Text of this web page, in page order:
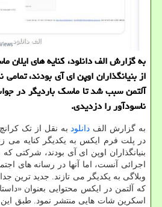
به گزارش الف دانلود، کنایه های
از بنیانگذاران اوپن ای آی بودند،
آلتمن سبب شد تا ماسک باردیگر در
ناسودآور را دزدیدی.
به گزارش الف دانلود به نقل از تک
در پلت فرم ایکس به یکدیگر کنایه می
بنیانگذاران اوپن ای آی بودند، شرکتی
اجرائی آنست، اما آنها در رسانه های
وبلاگی به یکدیگر می تازند. جدید ترین
که آلتمن در ایکس محتوایی بعنوان
اسکرین شات هایی منتشر نمود. طبق